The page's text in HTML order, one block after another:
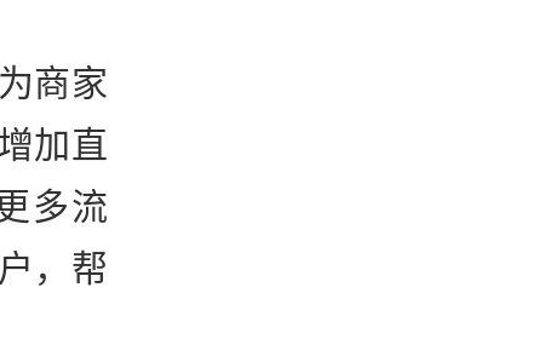
商家
加直
多流
，帮